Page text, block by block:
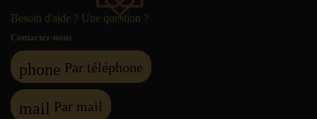
Besoin d'aide ? Une question ?
Contactez-nous
phone Par téléphone
mail Par mail